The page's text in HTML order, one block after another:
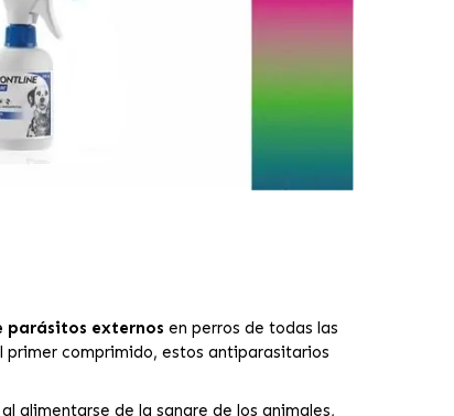
parásitos externos en perros de todas las
primer comprimido, estos antiparasitarios
alimentarse de la sangre de los animales,